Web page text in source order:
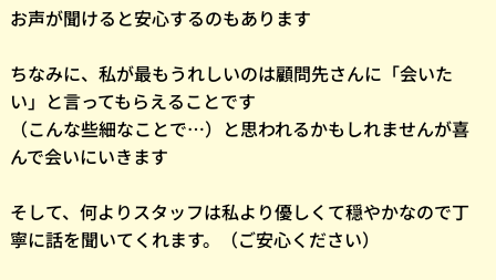
お声が聞けると安心するのもあります
ちなみに、私が最もうれしいのは顧問先さんに「会いた
い」と言ってもらえることです
（こんな些細なことで…）と思われるかもしれませんが喜
んで会いにいきます
そして、何よりスタッフは私より優しくて穏やかなので丁
寧に話を聞いてくれます。（ご安心ください）